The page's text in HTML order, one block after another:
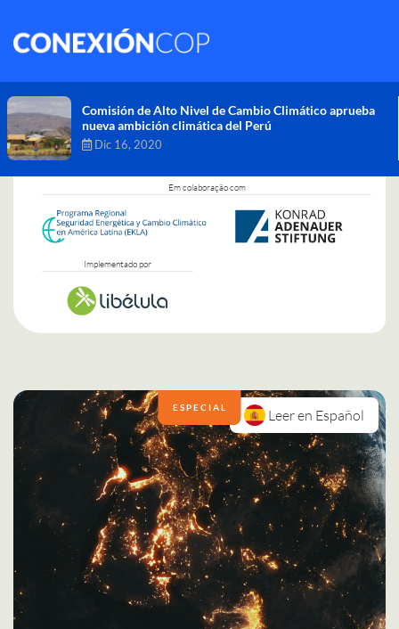
Comisión de Alto Nivel de Cambio Climático aprueba
nueva ambición climática del Perú
Dic 16, 2020
Em colaboração com
Implementado por
Leer en Español
ESPECIAL